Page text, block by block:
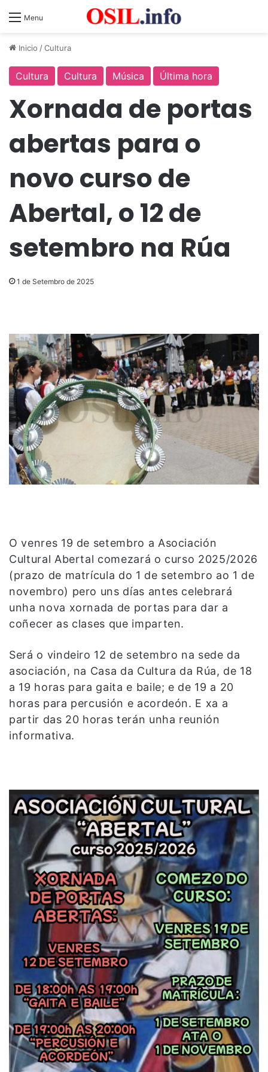
Menu
Inicio /Cultura
Cultura Cultura Música Última hora
Xornada de portas
abertas para o
novo curso de
Abertal, o 12 de
setembro na Rúa
1 de Setembro de 2025
O venres 19 de setembro a Asociación
Cultural Abertal comezará o curso 2025/2026
(prazo de matrícula do 1 de setembro ao 1 de
novembro) pero uns días antes celebrará
unha nova xornada de portas para dar a
coñecer as clases que imparten.
Será o vindeiro 12 de setembro na sede da
asociación, na Casa da Cultura da Rúa, de 18
a 19 horas para gaita e baile; e de 19 a 20
horas para percusión e acordeón. E xa a
partir das 20 horas terán unha reunión
informativa.